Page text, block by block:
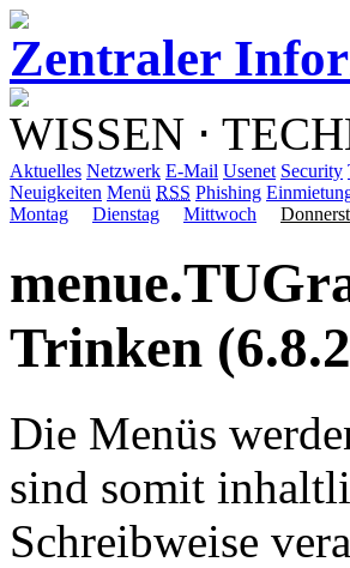
Zentraler
WISSEN ⋅
Aktuelles Netzwerk E-Mail Usenet Security
Neuigkeiten Menü RSS Phishing
Montag
Dienstag Mittwoch
Trinken
Die Menüs
sind somit
Schreibweise